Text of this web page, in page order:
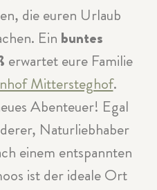
die euren Urlaub
Ein buntes
erwartet eure Familie
Mittersteghof.
Abenteuer! Egal
Naturliebhaber
einem entspannten
ist der ideale Ort